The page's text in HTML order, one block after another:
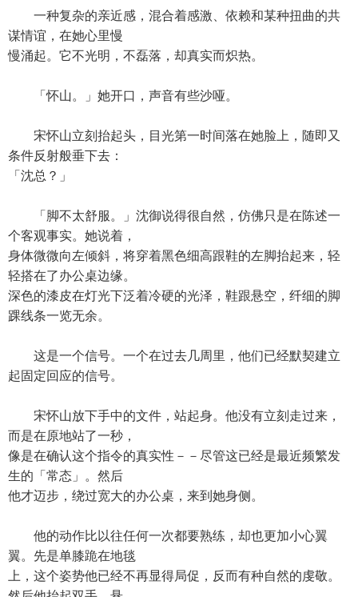
一种复杂的亲近感，混合着感激、依赖和某种扭曲的共
谋情谊，在她心里慢
慢涌起。它不光明，不磊落，却真实而炽热。
「怀山。」她开口，声音有些沙哑。
宋怀山立刻抬起头，目光第一时间落在她脸上，随即又
条件反射般垂下去：
「沈总？」
「脚不太舒服。」沈御说得很自然，仿佛只是在陈述一
个客观事实。她说着，
身体微微向左倾斜，将穿着黑色细高跟鞋的左脚抬起来，轻
轻搭在了办公桌边缘。
深色的漆皮在灯光下泛着冷硬的光泽，鞋跟悬空，纤细的脚
踝线条一览无余。
这是一个信号。一个在过去几周里，他们已经默契建立
起固定回应的信号。
宋怀山放下手中的文件，站起身。他没有立刻走过来，
而是在原地站了一秒，
像是在确认这个指令的真实性－－尽管这已经是最近频繁发
生的「常态」。然后
他才迈步，绕过宽大的办公桌，来到她身侧。
他的动作比以往任何一次都要熟练，却也更加小心翼
翼。先是单膝跪在地毯
上，这个姿势他已经不再显得局促，反而有种自然的虔敬。